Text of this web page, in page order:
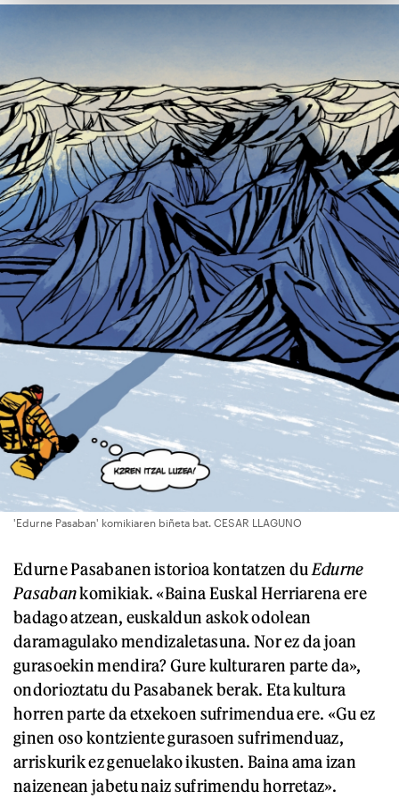
'Edurne Pasaban' komikiaren biñeta bat. CESAR LLAGUNO
Edurne Pasabanen istorioa kontatzen du Edurne
Pasabankomikiak. «Baina Euskal Herriarena ere
badago atzean, euskaldun askok odolean
daramagulako mendizaletasuna. Nor ez da joan
gurasoekin mendira? Gure kulturaren parte da»,
ondorioztatu du Pasabanek berak. Eta kultura
horren parte da etxekoen sufrimendua ere. «Gu ez
ginen oso kontziente gurasoen sufrimenduaz,
arriskurik ez genuelako ikusten. Baina ama izan
naizenean jabetu naiz sufrimendu horretaz».